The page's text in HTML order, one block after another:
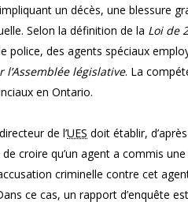
un décès, une blessure
Selon la définition de la Loi de
police, des agents spéciaux
l’Assemblée législative. La
en Ontario.
de l’UES doit établir,
croire qu’un agent a commis
criminelle contre cet
ce cas, un rapport d’enquête